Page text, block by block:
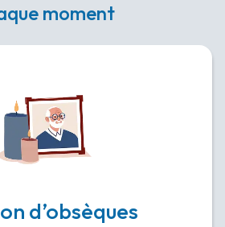
moment
d’obsèques